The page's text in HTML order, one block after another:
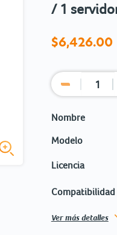
/ 1
$6,426.00
Nombre
Modelo
Licencia
Compatibilidad
Ver más detalles